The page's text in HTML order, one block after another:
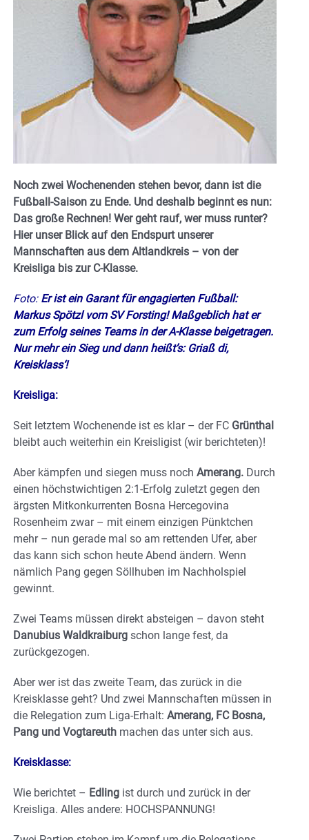
Noch zwei Wochenenden stehen bevor, dann ist die
Fußball-Saison zu Ende. Und deshalb beginnt es nun:
Das große Rechnen! Wer geht rauf, wer muss runter?
Hier unser Blick auf den Endspurt unserer
Mannschaften aus dem Altlandkreis – von der
Kreisliga bis zur C-Klasse.
Foto:Er ist ein Garant für engagierten Fußball:
Markus Spötzl vom SV Forsting! Maßgeblich hat er
zum Erfolg seines Teams in der A-Klasse beigetragen.
Nur mehr ein Sieg und dann heißt’s: Griaß di,
Kreisklass‘!
Kreisliga:
Seit letztem Wochenende ist es klar – der FC Grünthal
bleibt auch weiterhin ein Kreisligist (wir berichteten)!
Aber kämpfen und siegen muss noch Amerang. Durch
einen höchstwichtigen 2:1-Erfolg zuletzt gegen den
ärgsten Mitkonkurrenten Bosna Hercegovina
Rosenheim zwar – mit einem einzigen Pünktchen
mehr – nun gerade mal so am rettenden Ufer, aber
das kann sich schon heute Abend ändern. Wenn
nämlich Pang gegen Söllhuben im Nachholspiel
gewinnt.
Zwei Teams müssen direkt absteigen – davon steht
Danubius Waldkraiburg schon lange fest, da
zurückgezogen.
Aber wer ist das zweite Team, das zurück in die
Kreisklasse geht? Und zwei Mannschaften müssen in
die Relegation zum Liga-Erhalt: Amerang, FC Bosna,
Pang und Vogtareuth machen das unter sich aus.
Kreisklasse:
Wie berichtet – Edling ist durch und zurück in der
Kreisliga. Alles andere: HOCHSPANNUNG!